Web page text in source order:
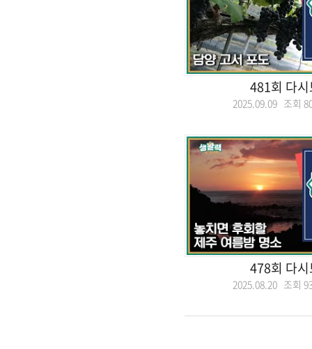
481회 다
2025.09.09 조회
478회 다
2025.08.20 조회